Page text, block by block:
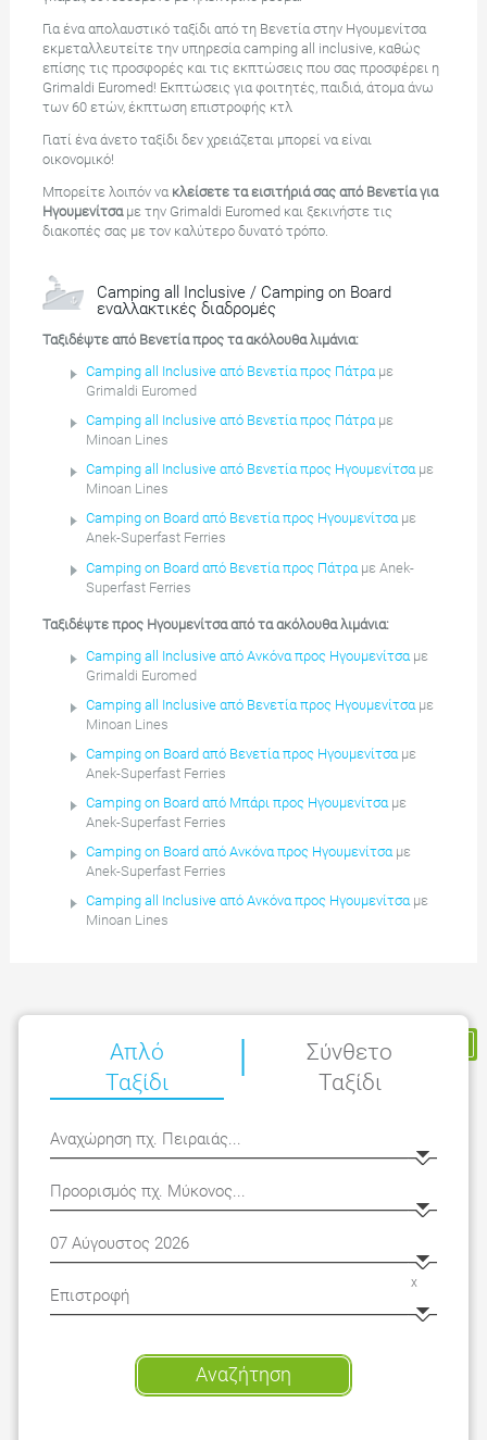
Για ένα απολαυστικό ταξίδι από τη Βενετία στην Ηγουμενίτσα
εκμεταλλευτείτε την υπηρεσία camping all inclusive, καθώς
επίσης τις προσφορές και τις εκπτώσεις που σας προσφέρει η
Grimaldi Euromed! Εκπτώσεις για φοιτητές, παιδιά, άτομα άνω
των 60 ετών, έκπτωση επιστροφής κτλ
Γιατί ένα άνετο ταξίδι δεν χρειάζεται μπορεί να είναι
οικονομικό!
Μπορείτε λοιπόν να κλείσετε τα εισιτήριά σας από Βενετία για
Ηγουμενίτσαμε την Grimaldi Euromed και ξεκινήστε τις
διακοπές σας με τον καλύτερο δυνατό τρόπο.
Camping all Inclusive / Camping on Board
εναλλακτικές διαδρομές
Ταξιδέψτε από Βενετία προς τα ακόλουθα λιμάνια:
Camping all Inclusive από Βενετία προς Πάτραμε
Grimaldi Euromed
Camping all Inclusive από Βενετία προς Πάτραμε
Minoan Lines
Camping all Inclusive από Βενετία προς Ηγουμενίτσαμε
Minoan Lines
Camping on Board από Βενετία προς Ηγουμενίτσαμε
Anek-Superfast Ferries
Camping on Board από Βενετία προς Πάτραμε Anek-
Superfast Ferries
Ταξιδέψτε προς Ηγουμενίτσα από τα ακόλουθα λιμάνια:
Camping all Inclusive από Ανκόνα προς Ηγουμενίτσαμε
Grimaldi Euromed
Camping all Inclusive από Βενετία προς Ηγουμενίτσαμε
Minoan Lines
Camping on Board από Βενετία προς Ηγουμενίτσαμε
Anek-Superfast Ferries
Camping on Board από Μπάρι προς Ηγουμενίτσαμε
Anek-Superfast Ferries
Camping on Board από Ανκόνα προς Ηγουμενίτσαμε
Anek-Superfast Ferries
Camping all Inclusive από Ανκόνα προς Ηγουμενίτσαμε
Minoan Lines
Η Κράτησή μου
Απλό
Ταξίδι
x
Αναζήτηση
|
Σύνθετο
Ταξίδι